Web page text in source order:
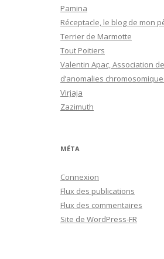
Pamina
Réceptacle, le blog de mon
Terrier de Marmotte
Tout Poitiers
Valentin Apac, Association
d’anomalies
Virjaja
Zazimuth
MÉTA
Connexion
Flux des publications
Flux des commentaires
Site de WordPress-FR